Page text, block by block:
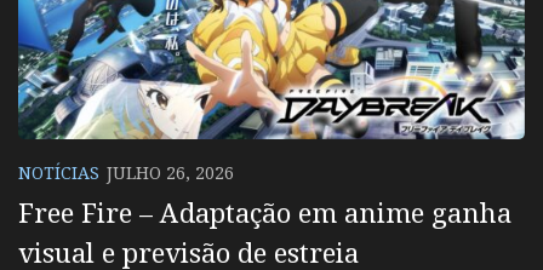
NOTÍCIAS JULHO 26, 2026
Free Fire – Adaptação em anime ganha
visual e previsão de estreia